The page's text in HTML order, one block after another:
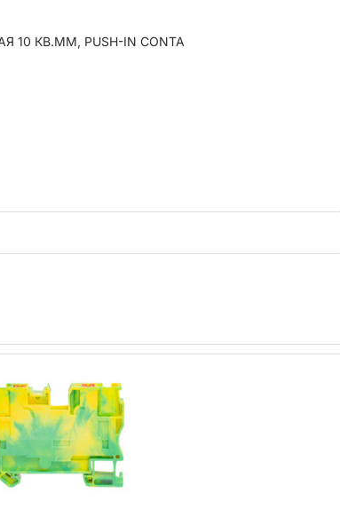
10 КВ.ММ, PUSH-IN CONTA